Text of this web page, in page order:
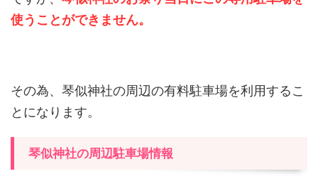
使うことができません。
その為、琴似神社の周辺の有料駐車場を利用するこ
とになります。
琴似神社の周辺駐車場情報